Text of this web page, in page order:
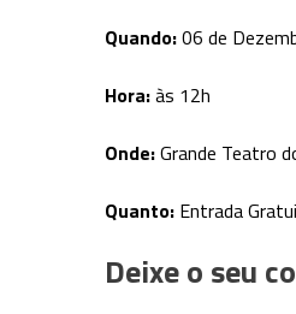
Quando:06 de
Hora:às 12h
Onde:Grande Teatro
Quanto: Entrada
Deixe o seu